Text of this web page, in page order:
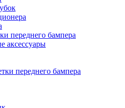
переднего бампера
аксессуары
переднего бампера